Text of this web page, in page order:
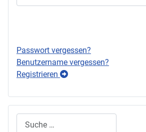
Passwort vergessen?
Benutzername vergessen?
Registrieren